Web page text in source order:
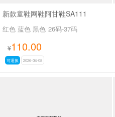
新款童鞋网鞋阿甘鞋SA111
红色 蓝色 黑色 26码-37码
¥110.00
可退换 2026-04-08